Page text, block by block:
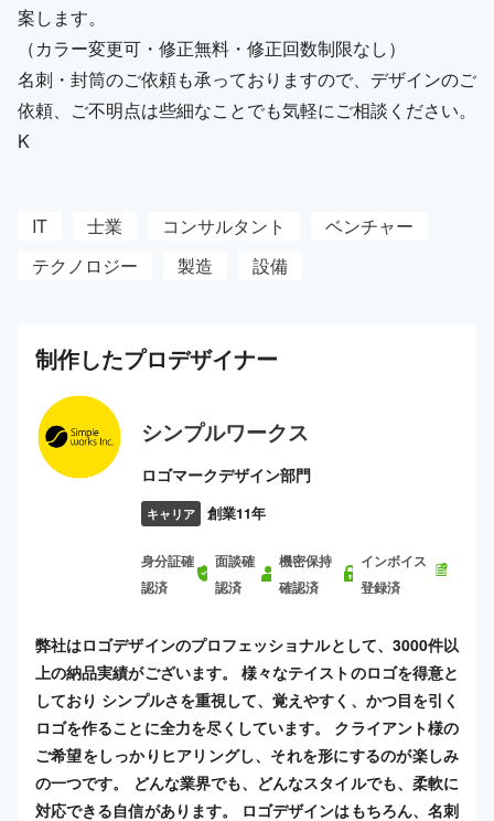
案します。
（カラー変更可・修正無料・修正回数制限なし）
名刺・封筒のご依頼も承っておりますので、デザインのご
依頼、ご不明点は些細なことでも気軽にご相談ください。
K
IT 士業 コンサルタント
ベンチャー
テクノロジー
製造 設備
制作したプロデザイナー
シンプルワークス
ロゴマークデザイン部門
キャリア 創業11年
身分証確
認済
面談確
認済
機密保持
確認済
インボイス
登録済
弊社はロゴデザインのプロフェッショナルとして、3000件以
上の納品実績がございます。 様々なテイストのロゴを得意と
しており シンプルさを重視して、覚えやすく、かつ目を引く
ロゴを作ることに全力を尽くしています。 クライアント様の
ご希望をしっかりヒアリングし、それを形にするのが楽しみ
の一つです。 どんな業界でも、どんなスタイルでも、柔軟に
対応できる自信があります。 ロゴデザインはもちろん、名刺